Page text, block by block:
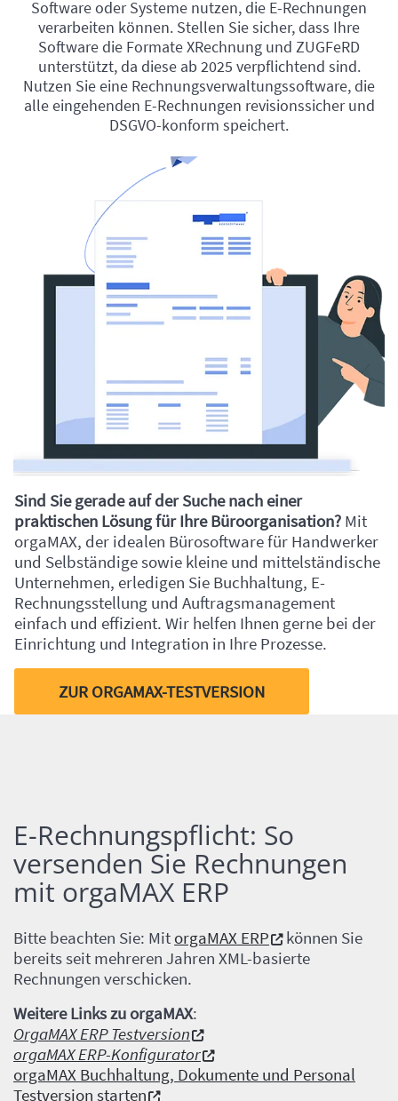
Software oder Systeme nutzen, die E-Rechnungen
verarbeiten können. Stellen Sie sicher, dass Ihre
Software die Formate XRechnung und ZUGFeRD
unterstützt, da diese ab 2025 verpflichtend sind.
Nutzen Sie eine Rechnungsverwaltungssoftware, die
alle eingehenden E-Rechnungen revisionssicher und
DSGVO-konform speichert.
Sind Sie gerade auf der Suche nach einer
praktischen Lösung für Ihre Büroorganisation? Mit
orgaMAX, der idealen Bürosoftware für Handwerker
und Selbständige sowie kleine und mittelständische
Unternehmen, erledigen Sie Buchhaltung, E-
Rechnungsstellung und Auftragsmanagement
einfach und effizient. Wir helfen Ihnen gerne bei der
Einrichtung und Integration in Ihre Prozesse.
ZUR ORGAMAX-TESTVERSION
Einleitung
E-Rechnungspflicht: So
versenden Sie Rechnungen
mit orgaMAX ERP
Inhalt
Bitte beachten Sie: Mit orgaMAX ERP
können Sie
bereits seit mehreren Jahren XML-basierte
Rechnungen verschicken.
Weitere Links zu orgaMAX:
OrgaMAX ERP Testversion
orgaMAX ERP-Konfigurator
orgaMAX Buchhaltung, Dokumente und Personal
Testversion starten